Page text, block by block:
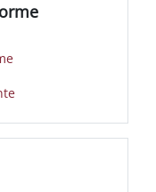
Pagina
Cartella